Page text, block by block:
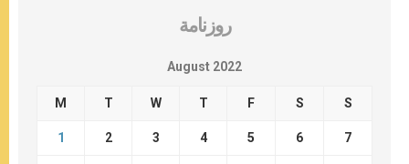
روزنامة
August 2022
M T W T F S S
1 2 3 4 5 6 7